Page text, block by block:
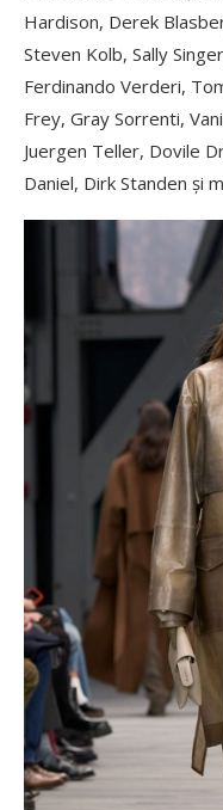
Hardison, Derek
Steven Kolb, Sally
Ferdinando Verderi,
Frey, Gray Sorrenti,
Juergen Teller, Dovile
Daniel, Dirk Standen și